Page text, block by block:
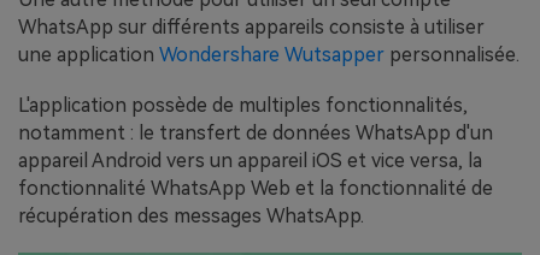
WhatsApp sur différents appareils consiste à utiliser
une application Wondershare Wutsapper personnalisée.
L'application possède de multiples fonctionnalités,
notamment : le transfert de données WhatsApp d'un
appareil Android vers un appareil iOS et vice versa, la
fonctionnalité WhatsApp Web et la fonctionnalité de
récupération des messages WhatsApp.